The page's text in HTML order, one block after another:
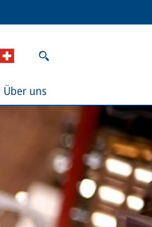
Über uns